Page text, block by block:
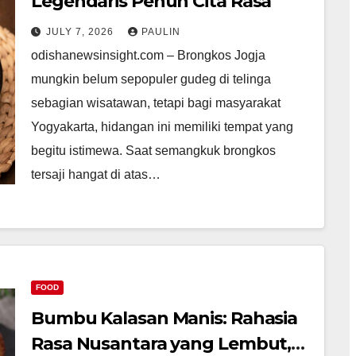
JULY 7, 2026 PAULIN
odishanewsinsight.com – Brongkos Jogja
mungkin belum sepopuler gudeg di telinga
sebagian wisatawan, tetapi bagi masyarakat
Yogyakarta, hidangan ini memiliki tempat yang
begitu istimewa. Saat semangkuk brongkos
tersaji hangat di atas…
FOOD
Bumbu Kalasan Manis: Rahasia
Rasa Nusantara yang Lembut,